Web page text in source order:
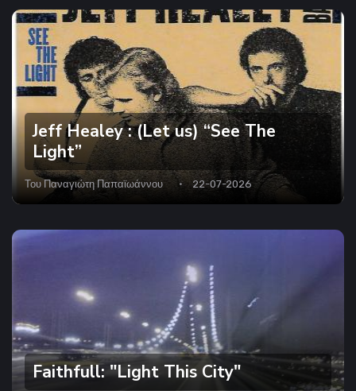
Jeff Healey : (Let us) “See The
Light”
Του Παναγιώτη Παπαϊωάννου 22-07-2026
Faithfull: "Light This City"